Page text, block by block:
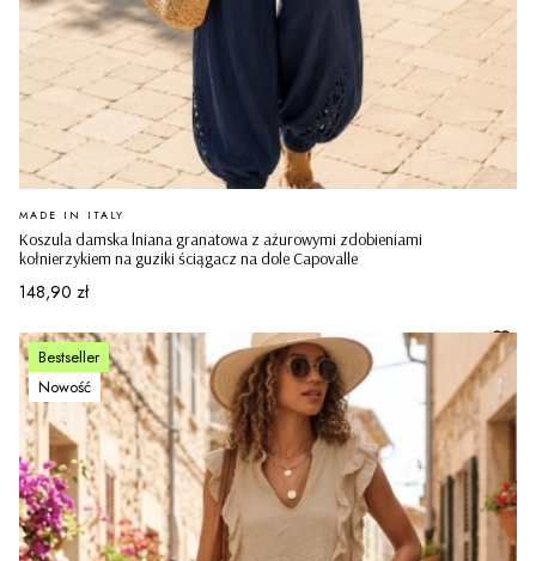
Koszula damska lniana granatowa z ażurowymi zdobieniami
kołnierzykiem na guziki ściągacz na dole Capovalle
PRODUCENT
MADE IN ITALY
Cena
148,90 zł
Bestseller
Nowość